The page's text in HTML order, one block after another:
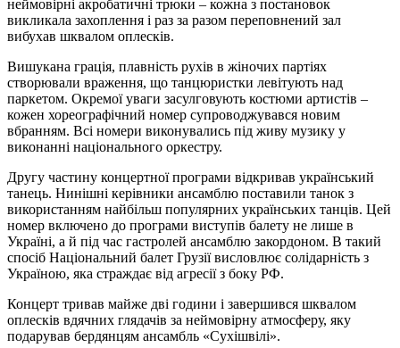
неймовірні акробатичні трюки – кожна з постановок
викликала захоплення і раз за разом переповнений зал
вибухав шквалом оплесків.
Вишукана грація, плавність рухів в жіночих партіях
створювали враження, що танцюристки левітують над
паркетом. Окремої уваги засулговують костюми артистів –
кожен хореографічний номер супроводжувався новим
вбранням. Всі номери виконувались під живу музику у
виконанні національного оркестру.
Другу частину концертної програми відкривав український
танець. Нинішні керівники ансамблю поставили танок з
використанням найбільш популярних українських танців. Цей
номер включено до програми виступів балету не лише в
Україні, а й під час гастролей ансамблю закордоном. В такий
спосіб Національний балет Грузії висловлює солідарність з
Україною, яка страждає від агресії з боку РФ.
Концерт тривав майже дві години і завершився шквалом
оплесків вдячних глядачів за неймовірну атмосферу, яку
подарував бердянцям ансамбль «Сухішвілі».